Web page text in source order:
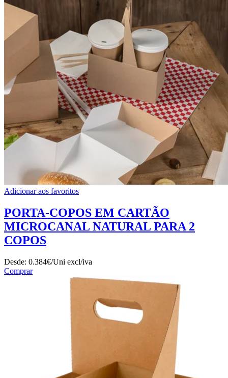
Adicionar aos favoritos
PORTA-COPOS EM CARTÃO
MICROCANAL NATURAL PARA 2
COPOS
Desde: 0.384€/Uni excl/iva
Comprar